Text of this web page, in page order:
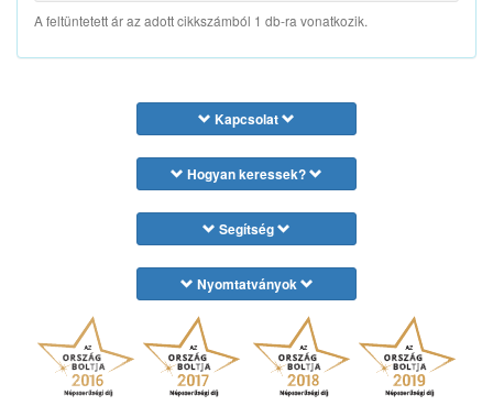
A feltüntetett ár az adott cikkszámból 1 db-ra vonatkozik.
Kapcsolat
Hogyan keressek?
Segítség
Nyomtatványok